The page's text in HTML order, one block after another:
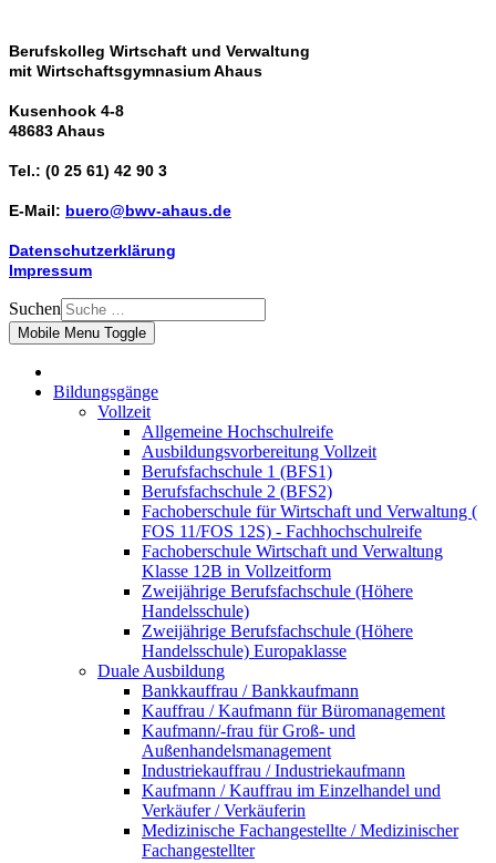
Berufskolleg Wirtschaft und Verwaltung
mit Wirtschaftsgymnasium Ahaus
Kusenhook 4-8
48683 Ahaus
Tel.: (0 25 61) 42 90 3
E-Mail: buero@bwv-ahaus.de
Datenschutzerklärung
Impressum
Suchen
Mobile Menu Toggle
Bildungsgänge
Vollzeit
Allgemeine Hochschulreife
Ausbildungsvorbereitung Vollzeit
Berufsfachschule 1 (BFS1)
Berufsfachschule 2 (BFS2)
Fachoberschule für Wirtschaft und Verwaltung (
FOS 11/FOS 12S) - Fachhochschulreife
Fachoberschule Wirtschaft und Verwaltung
Klasse 12B in Vollzeitform
Zweijährige Berufsfachschule (Höhere
Handelsschule)
Zweijährige Berufsfachschule (Höhere
Handelsschule) Europaklasse
Duale Ausbildung
Bankkauffrau / Bankkaufmann
Kauffrau / Kaufmann für Büromanagement
Kaufmann/-frau für Groß- und
Außenhandelsmanagement
Industriekauffrau / Industriekaufmann
Kaufmann / Kauffrau im Einzelhandel und
Verkäufer / Verkäuferin
Medizinische Fachangestellte / Medizinischer
Fachangestellter